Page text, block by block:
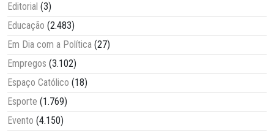
Editorial (3)
Educação (2.483)
Em Dia com a Política (27)
Empregos (3.102)
Espaço Católico (18)
Esporte (1.769)
Evento (4.150)